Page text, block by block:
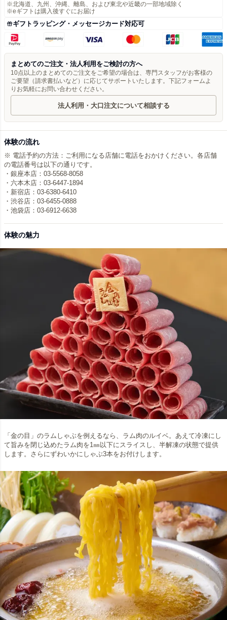
※北海道、九州、沖縄、離島、および東北や近畿の一部地域除く
※eギフトは購入後すぐにお届け
ギフトラッピング・メッセージカード対応可
まとめてのご注文・法人利用をご検討の方へ
10点以上のまとめてのご注文をご希望の場合は、専門スタッフがお客様の
ご要望（請求書払いなど）に応じてサポートいたします。下記フォームよ
りお気軽にお問い合わせください。
法人利用・大口注文について相談する
体験の流れ
※ 電話予約の方法：ご利用になる店舗に電話をおかけください。各店舗
の電話番号は以下の通りです。
・銀座本店：03-5568-8058
・六本木店：03-6447-1894
・新宿店：03-6380-6410
・渋谷店：03-6455-0888
・池袋店：03-6912-6638
体験の魅力
「金の目」のラムしゃぶを例えるなら、ラム肉のルイベ。あえて冷凍にし
て旨みを閉じ込めたラム肉を1㎜以下にスライスし、半解凍の状態で提供
します。さらにずわいかにしゃぶ3本をお付けします。